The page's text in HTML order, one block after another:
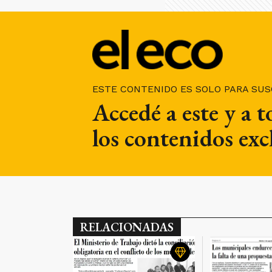
ESTE CONTENIDO ES SOLO PARA
Accedé a este y a
los contenidos
RELACIONADAS